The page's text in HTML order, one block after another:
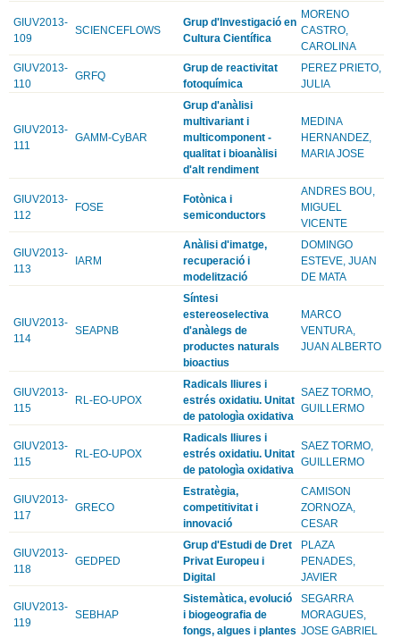
GIUV2013-
109
SCIENCEFLOWS
Grup d'Investigació en
Cultura Científica
MORENO
CASTRO,
CAROLINA
GIUV2013-
110
GRFQ
Grup de reactivitat
fotoquímica
PEREZ PRIETO,
JULIA
GIUV2013-
111
GAMM-CyBAR
Grup d'anàlisi
multivariant i
multicomponent -
qualitat i bioanàlisi
d'alt rendiment
MEDINA
HERNANDEZ,
MARIA JOSE
GIUV2013-
112
FOSE
Fotònica i
semiconductors
ANDRES BOU,
MIGUEL
VICENTE
GIUV2013-
113
IARM
Anàlisi d'imatge,
recuperació i
modelització
DOMINGO
ESTEVE, JUAN
DE MATA
GIUV2013-
114
SEAPNB
Síntesi
estereoselectiva
d'anàlegs de
productes naturals
bioactius
MARCO
VENTURA,
JUAN ALBERTO
GIUV2013-
115
RL-EO-UPOX
Radicals lliures i
estrés oxidatiu. Unitat
de patologìa oxidativa
SAEZ TORMO,
GUILLERMO
GIUV2013-
115
RL-EO-UPOX
Radicals lliures i
estrés oxidatiu. Unitat
de patologìa oxidativa
SAEZ TORMO,
GUILLERMO
GIUV2013-
117
GRECO
Estratègia,
competitivitat i
innovació
CAMISON
ZORNOZA,
CESAR
GIUV2013-
118
GEDPED
Grup d'Estudi de Dret
Privat Europeu i
Digital
PLAZA
PENADES,
JAVIER
GIUV2013-
119
SEBHAP
Sistemàtica, evolució
i biogeografia de
fongs, algues i plantes
SEGARRA
MORAGUES,
JOSE GABRIEL